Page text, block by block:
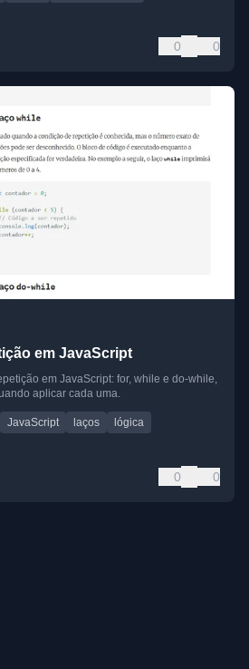
0 0
em JavaScript
em JavaScript: for, while e do-while,
aplicar cada uma.
JavaScript laços
lógica
0 0